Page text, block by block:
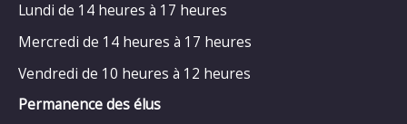
Lundi de 14 heures à 17 heures
Mercredi de 14 heures à 17 heures
Vendredi de 10 heures à 12 heures
Permanence des élus